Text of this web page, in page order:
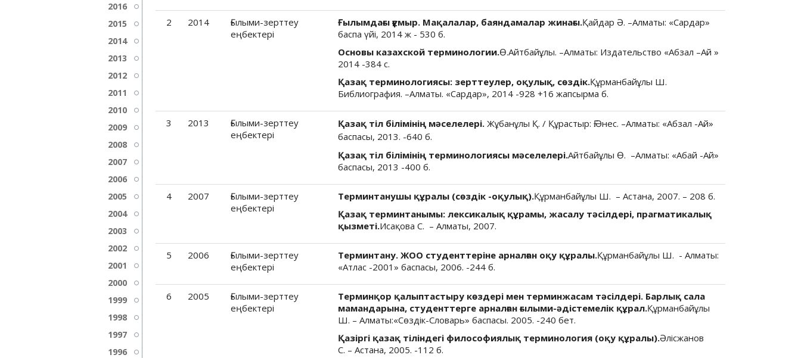
2016
2015
2014
2013
2012
2011
2010
2009
2008
2007
2006
2005
2004
2003
2002
2001
2000
1999
1998
1997
1996
2 2014
Ғылыми-зерттеу
еңбектері
Ғылымдағы ғұмыр. Мақалалар, баяндамалар жинағы.Қайдар Ә. –Алматы: «Сардар»
баспа үйі, 2014 ж - 530 б.
Основы казахской терминологии.Ө.Айтбайұлы. –Алматы: Издательство «Абзал –Ай »
2014 -384 с.
Қазақ терминологиясы: зерттеулер, оқулық, сөздік.Құрманбайұлы Ш.
Библиография. –Алматы. «Сардар», 2014 -928 +16 жапсырма б.
3 2013
Ғылыми-зерттеу
еңбектері
Қазақ тіл білімінің мәселелері. Жұбанұлы Қ. / Құрастыр: Ғ.Әнес. –Алматы: «Абзал -Ай»
баспасы, 2013. -640 б.
Қазақ тіл білімінің терминологиясы мәселелері.Айтбайұлы Ө. –Алматы: «Абай -Ай»
баспасы, 2013 -400 б.
4 2007
Ғылыми-зерттеу
еңбектері
Терминтанушы құралы (сөздік -оқулық).Құрманбайұлы Ш. – Астана, 2007. – 208 б.
Қазақ терминтанымы: лексикалық құрамы, жасалу тәсілдері, прагматикалық
қызметі.Исақова С. – Алматы, 2007.
5 2006
Ғылыми-зерттеу
еңбектері
Терминтану. ЖОО студенттеріне арналған оқу құралы.Құрманбайұлы Ш. - Алматы:
«Атлас -2001» баспасы, 2006. -244 б.
6 2005
Ғылыми-зерттеу
еңбектері
Терминқор қалыптастыру көздері мен терминжасам тәсілдері. Барлық сала
мамандарына, студенттерге арналған ғылыми-әдістемелік құрал.Құрманбайұлы
Ш. – Алматы:«Сөздік-Словарь» баспасы. 2005. -240 бет.
Қазіргі қазақ тіліндегі философиялық терминология (оқу құралы).Әлісжанов
С. – Астана, 2005. -112 б.